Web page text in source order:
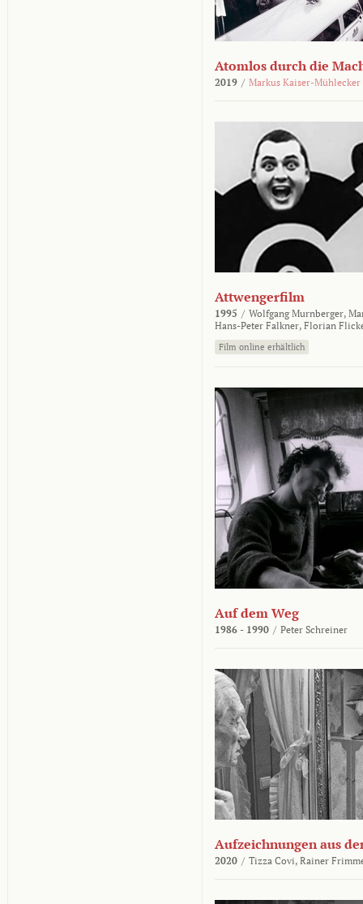
Atomlos durch die
2019 / Markus Kaiser-Mühlecker
Attwengerfilm
1995 / Wolfgang Murnberger,
Hans-Peter Falkner, Florian
Film online erhältlich
Auf dem Weg
1986 - 1990 / Peter Schreiner
Aufzeichnungen aus
2020 / Tizza Covi, Rainer